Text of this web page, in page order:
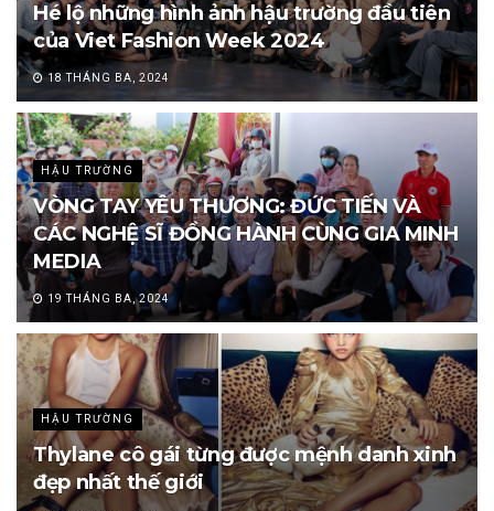
Hé lộ những hình ảnh hậu trường đầu tiên
của Viet Fashion Week 2024
18 THÁNG BA, 2024
HẬU TRƯỜNG
VÒNG TAY YÊU THƯƠNG: ĐỨC TIẾN VÀ
CÁC NGHỆ SĨ ĐỒNG HÀNH CÙNG GIA MINH
MEDIA
19 THÁNG BA, 2024
HẬU TRƯỜNG
Thylane cô gái từng được mệnh danh xinh
đẹp nhất thế giới